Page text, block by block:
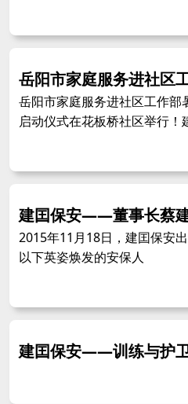
岳阳市家庭服务进社区
岳阳市家庭服务进社区工作部
启动仪式在花板桥社区举行！
建囯保安——董事长蔡
2015年11月18日，建囯保安
以下英姿焕发的安保人
建囯保安——训练与护